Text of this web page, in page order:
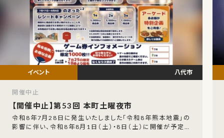
【開催中止】第53回 本町土曜夜市
令和8年7月28日に発生いたしました「令和8年熊本地震」の
影響に伴い、令和8年8月1日（土）・8日（土）に開催が予定さ
八代市
開催中止